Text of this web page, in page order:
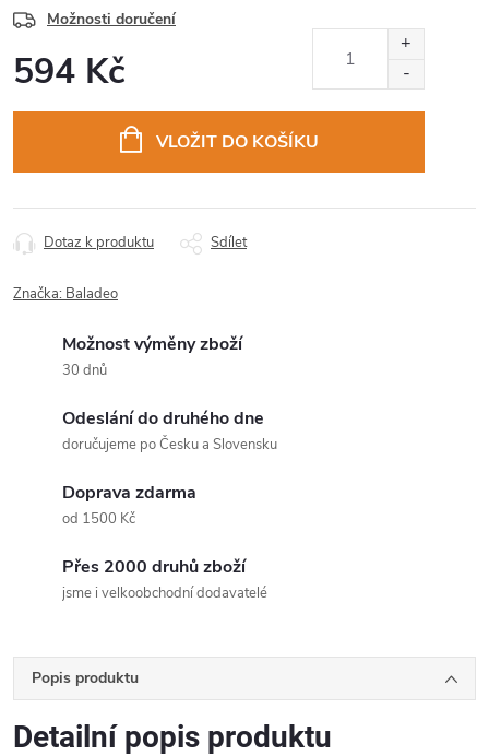
Možnosti doručení
594 Kč
VLOŽIT DO KOŠÍKU
Dotaz k produktu Sdílet
Značka: Baladeo
Možnost výměny zboží
30 dnů
Odeslání do druhého dne
doručujeme po Česku a Slovensku
Doprava zdarma
od 1500 Kč
Přes 2000 druhů zboží
jsme i velkoobchodní dodavatelé
Popis produktu
Detailní popis produktu